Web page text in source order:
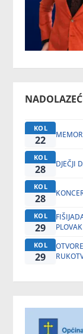
KOL
22
KOL
28 DJEČJI
KOL
28
KOL
29
PLOVAK
KOL
29